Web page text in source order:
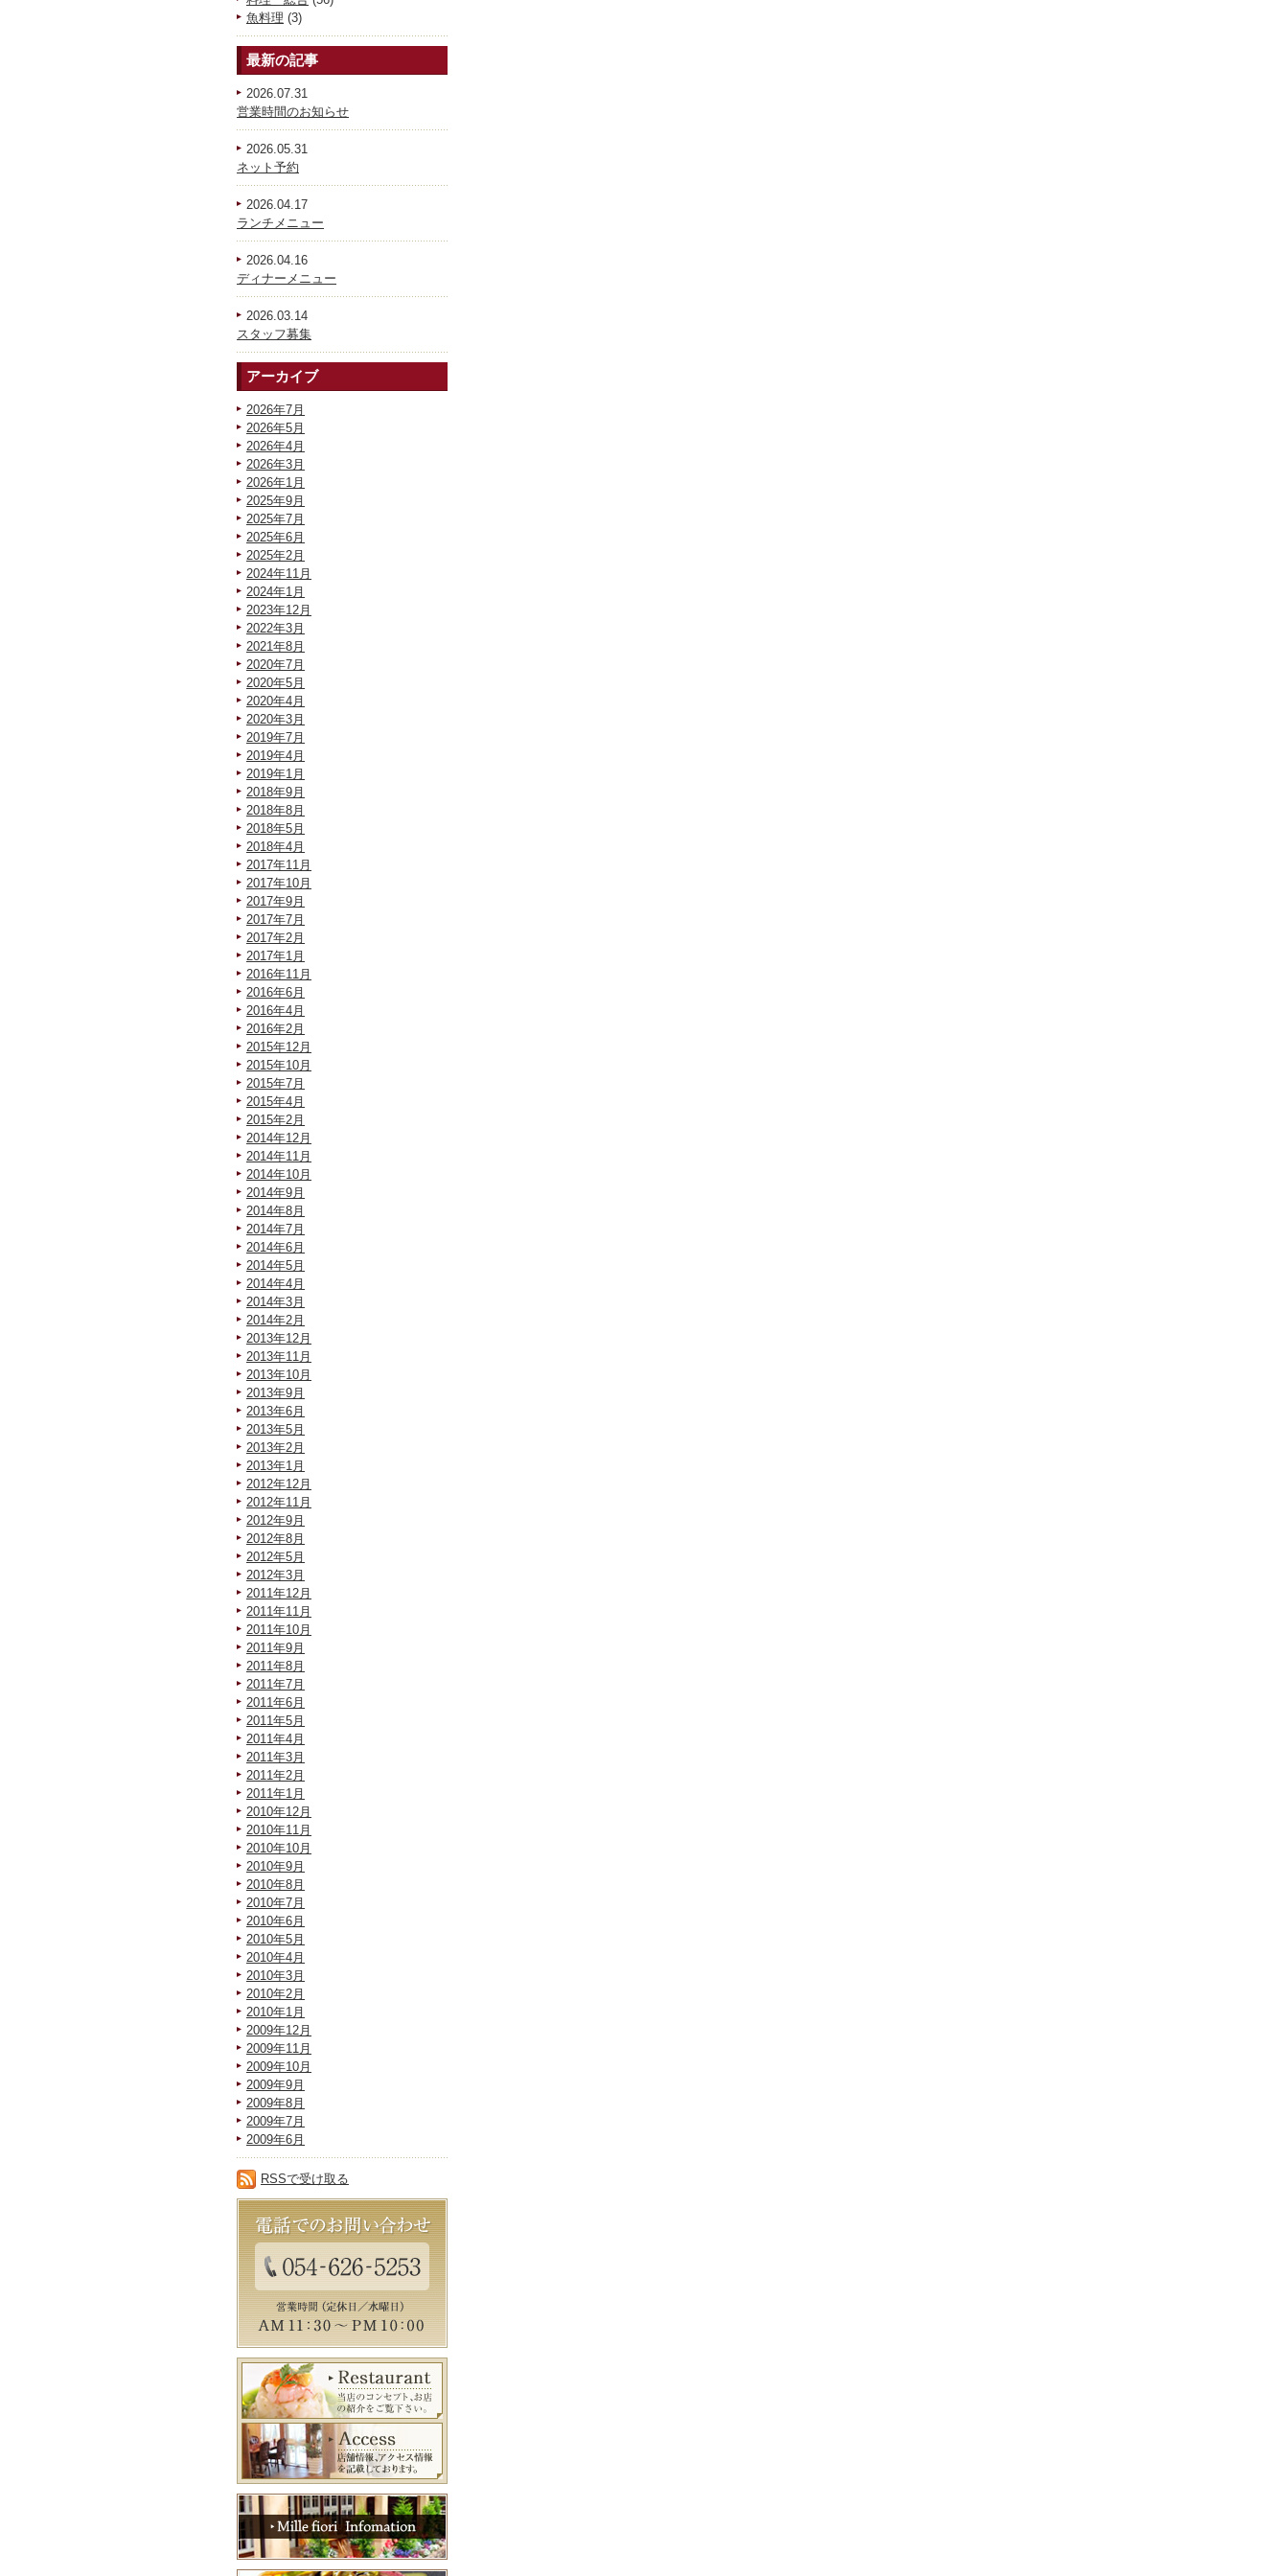
魚料理 (3)
最新の記事
2026.07.31
営業時間のお知らせ
2026.05.31
ネット予約
2026.04.17
ランチメニュー
2026.04.16
ディナーメニュー
2026.03.14
スタッフ募集
アーカイブ
2026年7月
2026年5月
2026年4月
2026年3月
2026年1月
2025年9月
2025年7月
2025年6月
2025年2月
2024年11月
2024年1月
2023年12月
2022年3月
2021年8月
2020年7月
2020年5月
2020年4月
2020年3月
2019年7月
2019年4月
2019年1月
2018年9月
2018年8月
2018年5月
2018年4月
2017年11月
2017年10月
2017年9月
2017年7月
2017年2月
2017年1月
2016年11月
2016年6月
2016年4月
2016年2月
2015年12月
2015年10月
2015年7月
2015年4月
2015年2月
2014年12月
2014年11月
2014年10月
2014年9月
2014年8月
2014年7月
2014年6月
2014年5月
2014年4月
2014年3月
2014年2月
2013年12月
2013年11月
2013年10月
2013年9月
2013年6月
2013年5月
2013年2月
2013年1月
2012年12月
2012年11月
2012年9月
2012年8月
2012年5月
2012年3月
2011年12月
2011年11月
2011年10月
2011年9月
2011年8月
2011年7月
2011年6月
2011年5月
2011年4月
2011年3月
2011年2月
2011年1月
2010年12月
2010年11月
2010年10月
2010年9月
2010年8月
2010年7月
2010年6月
2010年5月
2010年4月
2010年3月
2010年2月
2010年1月
2009年12月
2009年11月
2009年10月
2009年9月
2009年8月
2009年7月
2009年6月
RSSで受け取る